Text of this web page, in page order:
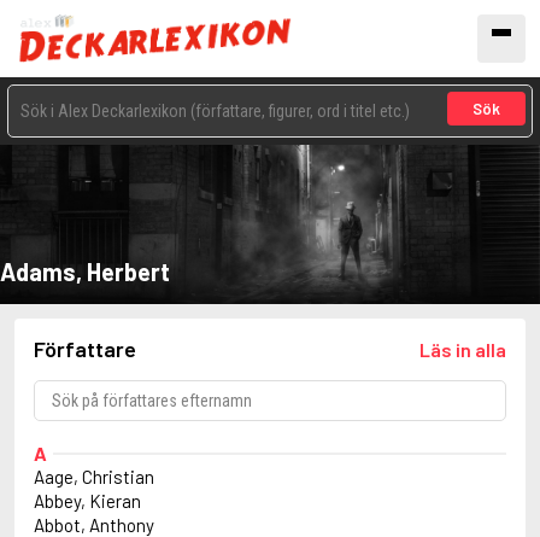
Sök
Adams, Herbert
Författare Läs in alla
A
Aage, Christian
Abbey, Kieran
Abbot, Anthony